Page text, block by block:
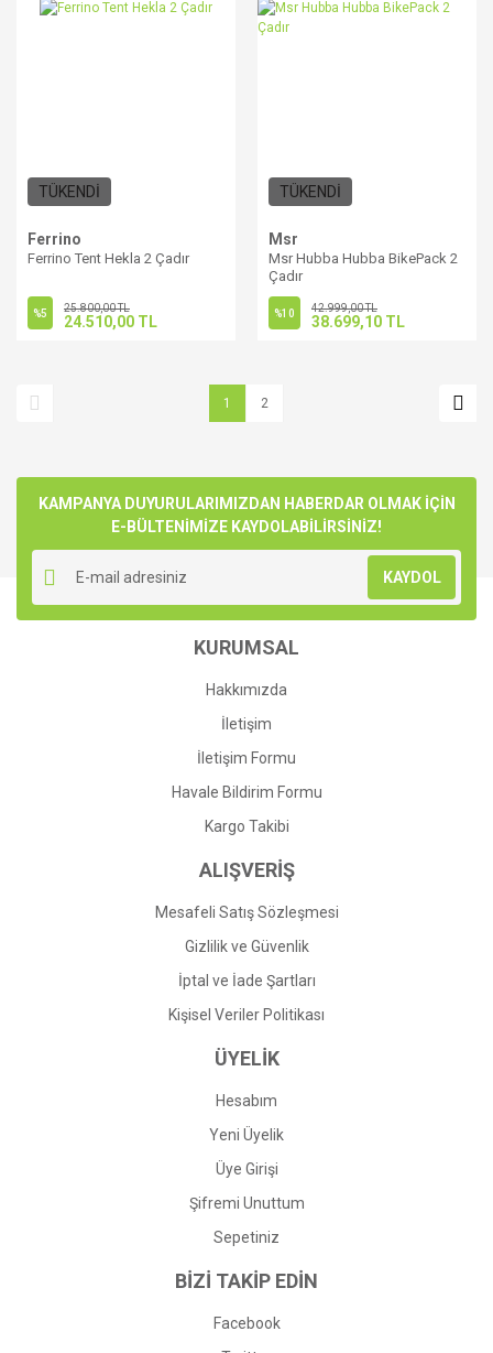
TÜKENDİ
Ferrino
Ferrino Tent Hekla 2 Çadır
%5 25.800,00 TL
24.510,00 TL
TÜKENDİ
Msr
Msr Hubba Hubba BikePack 2
Çadır
%10 42.999,00 TL
38.699,10 TL
1 2
KAMPANYA DUYURULARIMIZDAN HABERDAR OLMAK İÇİN
E-BÜLTENİMİZE KAYDOLABİLİRSİNİZ!
KAYDOL
KURUMSAL
Hakkımızda
İletişim
İletişim Formu
Havale Bildirim Formu
Kargo Takibi
ALIŞVERİŞ
Mesafeli Satış Sözleşmesi
Gizlilik ve Güvenlik
İptal ve İade Şartları
Kişisel Veriler Politikası
ÜYELİK
Hesabım
Yeni Üyelik
Üye Girişi
Şifremi Unuttum
Sepetiniz
BİZİ TAKİP EDİN
Facebook